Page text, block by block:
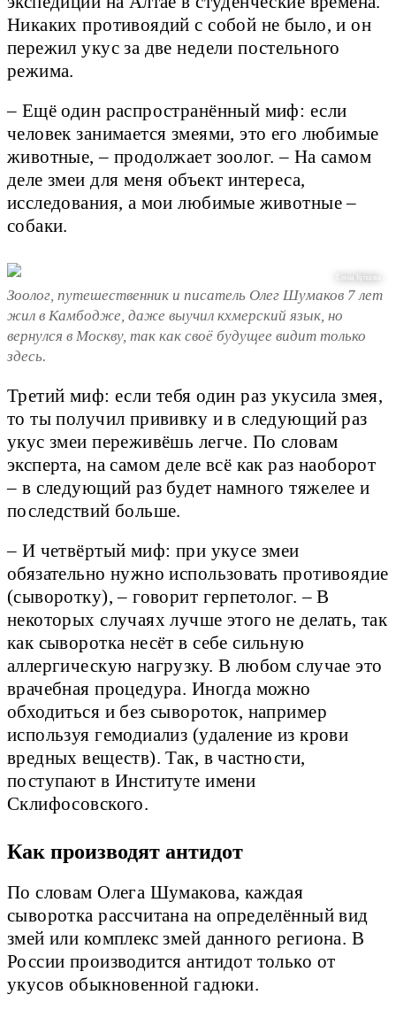
Никаких противоядий с собой не было, и он
пережил укус за две недели постельного
режима.
– Ещё один распространённый миф: если
человек занимается змеями, это его любимые
животные, – продолжает зоолог. – На самом
деле змеи для меня объект интереса,
исследования, а мои любимые животные –
собаки.
Елена Купцова
Зоолог, путешественник и писатель Олег Шумаков 7 лет
жил в Камбодже, даже выучил кхмерский язык, но
вернулся в Москву, так как своё будущее видит только
здесь.
Третий миф: если тебя один раз укусила змея,
то ты получил прививку и в следующий раз
укус змеи переживёшь легче. По словам
эксперта, на самом деле всё как раз наоборот
– в следующий раз будет намного тяжелее и
последствий больше.
– И четвёртый миф: при укусе змеи
обязательно нужно использовать противоядие
(сыворотку), – говорит герпетолог. – В
некоторых случаях лучше этого не делать, так
как сыворотка несёт в себе сильную
аллергическую нагрузку. В любом случае это
врачебная процедура. Иногда можно
обходиться и без сывороток, например
используя гемодиализ (удаление из крови
вредных веществ). Так, в частности,
поступают в Институте имени
Склифосовского.
Как производят антидот
По словам Олега Шумакова, каждая
сыворотка рассчитана на определённый вид
змей или комплекс змей данного региона. В
России производится антидот только от
укусов обыкновенной гадюки.